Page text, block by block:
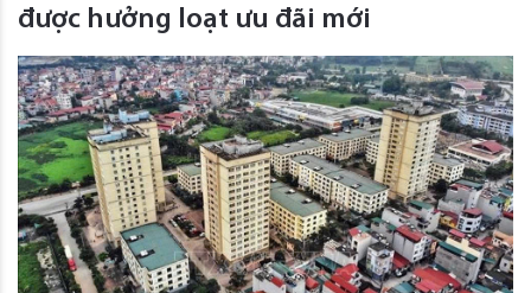
được hưởng loạt ưu đãi mới